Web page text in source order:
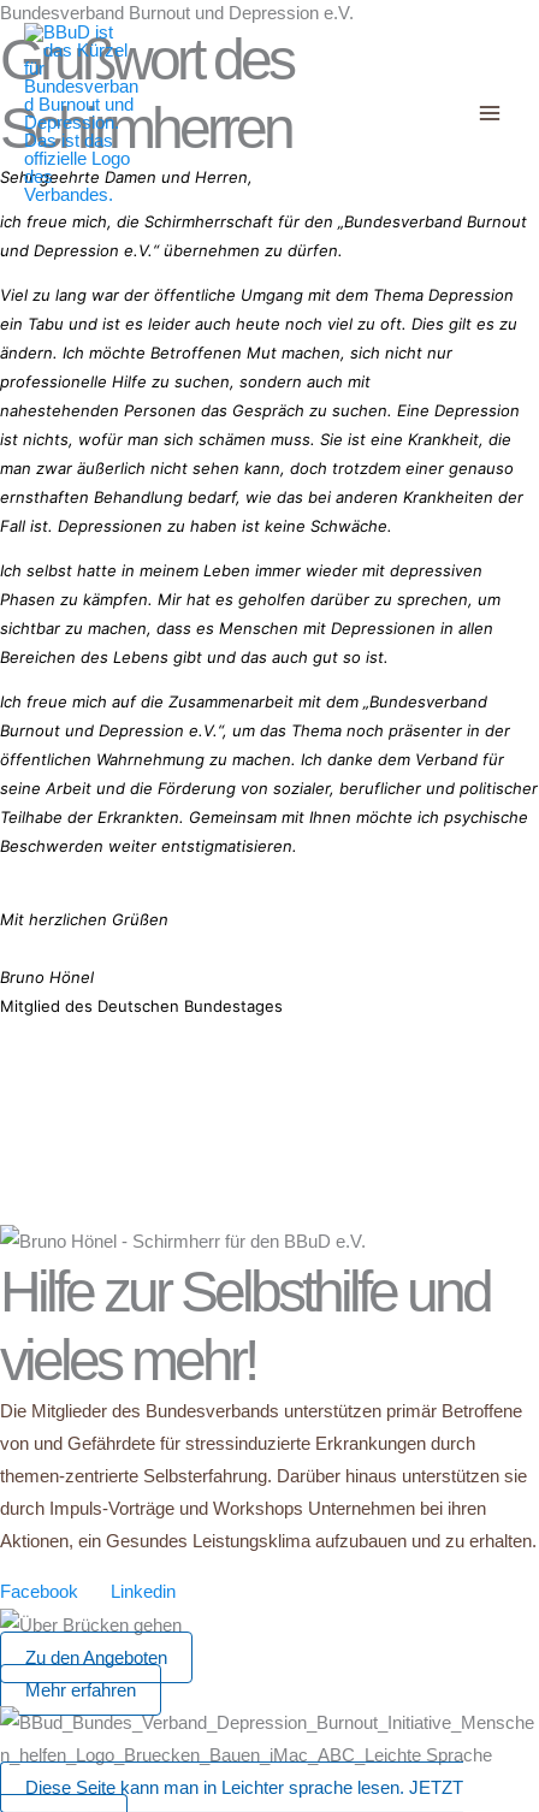
Zum
Inhalt
springen
Bundesverband Burnout und Depression e.V.
Grußwort des
Schirmherren
Sehr geehrte Damen und Herren,
ich freue mich, die Schirmherrschaft für den „Bundesverband Burnout
und Depression e.V.“ übernehmen zu dürfen.
Viel zu lang war der öffentliche Umgang mit dem Thema Depression
ein Tabu und ist es leider auch heute noch viel zu oft. Dies gilt es zu
ändern. Ich möchte Betroffenen Mut machen, sich nicht nur
professionelle Hilfe zu suchen, sondern auch mit
nahestehenden Personen das Gespräch zu suchen. Eine Depression
ist nichts, wofür man sich schämen muss. Sie ist eine Krankheit, die
man zwar äußerlich nicht sehen kann, doch trotzdem einer genauso
ernsthaften Behandlung bedarf, wie das bei anderen Krankheiten der
Fall ist. Depressionen zu haben ist keine Schwäche.
Ich selbst hatte in meinem Leben immer wieder mit depressiven
Phasen zu kämpfen. Mir hat es geholfen darüber zu sprechen, um
sichtbar zu machen, dass es Menschen mit Depressionen in allen
Bereichen des Lebens gibt und das auch gut so ist.
Ich freue mich auf die Zusammenarbeit mit dem „Bundesverband
Burnout und Depression e.V.“, um das Thema noch präsenter in der
öffentlichen Wahrnehmung zu machen. Ich danke dem Verband für
seine Arbeit und die Förderung von sozialer, beruflicher und politischer
Teilhabe der Erkrankten. Gemeinsam mit Ihnen möchte ich psychische
Beschwerden weiter entstigmatisieren.
Mit herzlichen Grüßen
Bruno Hönel
Mitglied des Deutschen Bundestages
Hilfe zur Selbsthilfe und
vieles mehr!
Die Mitglieder des Bundesverbands unterstützen primär Betroffene
von und Gefährdete für stressinduzierte Erkrankungen durch
themen-zentrierte Selbsterfahrung. Darüber hinaus unterstützen sie
durch Impuls-Vorträge und Workshops Unternehmen bei ihren
Aktionen, ein Gesundes Leistungsklima aufzubauen und zu erhalten.
Facebook Linkedin
Zu den Angeboten
Mehr erfahren
Diese Seite kann man in Leichter sprache lesen. JETZT
Decrease
size.
Reset
size.
Increase
font